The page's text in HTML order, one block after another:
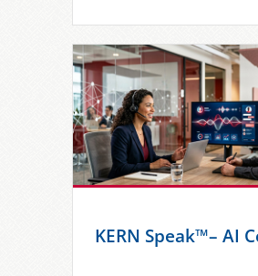
KERN Speak™– AI